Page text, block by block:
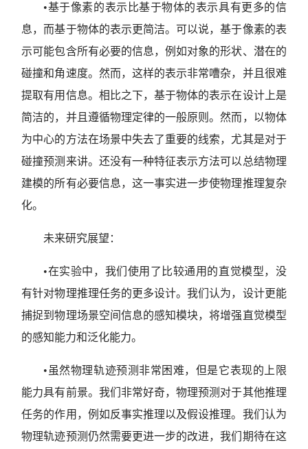
•基于像素的表示比基于物体的表示具有更多的信
息，而基于物体的表示更简洁。可以说，基于像素的表
示可能包含所有必要的信息，例如对象的形状、潜在的
碰撞和角速度。然而，这样的表示非常嘈杂，并且很难
提取有用信息。相比之下，基于物体的表示在设计上是
简洁的，并且遵循物理定律的一般原则。然而，以物体
为中心的方法在场景中失去了重要的线索，尤其是对于
碰撞预测来讲。还没有一种特征表示方法可以总结物理
建模的所有必要信息，这一事实进一步使物理推理复杂
化。
未来研究展望：
•在实验中，我们使用了比较通用的直觉模型，没
有针对物理推理任务的更多设计。我们认为，设计更能
捕捉到物理场景空间信息的感知模块，将增强直觉模型
的感知能力和泛化能力。
•虽然物理轨迹预测非常困难，但是它表现的上限
能力具有前景。我们非常好奇，物理预测对于其他推理
任务的作用，例如反事实推理以及假设推理。我们认为
物理轨迹预测仍然需要更进一步的改进，我们期待在这